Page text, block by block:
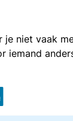
je niet vaak
iemand